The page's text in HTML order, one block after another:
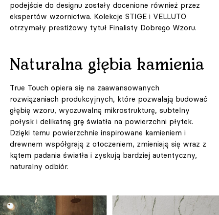
podejście do designu zostały docenione również przez
ekspertów wzornictwa. Kolekcje STIGE i VELLUTO
otrzymały prestiżowy tytuł Finalisty Dobrego Wzoru.
Naturalna głębia kamienia
True Touch opiera się na zaawansowanych
rozwiązaniach produkcyjnych, które pozwalają budować
głębię wzoru, wyczuwalną mikrostrukturę, subtelny
połysk i delikatną grę światła na powierzchni płytek.
Dzięki temu powierzchnie inspirowane kamieniem i
drewnem współgrają z otoczeniem, zmieniają się wraz z
kątem padania światła i zyskują bardziej autentyczny,
naturalny odbiór.